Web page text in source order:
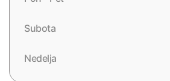
Subota
Nedelja